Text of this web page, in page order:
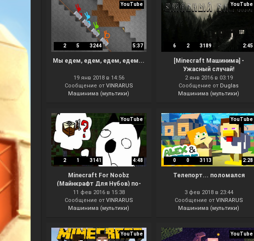
YouTube
2 5 3244 5:37
Мы едем, едем, едем, едем...
19 янв 2018 в 14:56
Сообщение от VINRARUS
Машинима (мультики)
YouTube
6 2 3189 2:45
[Minecraft Машинима] -
Ужасный случай!
2 янв 2016 в 03:19
Сообщение от Duglas
Машинима (мультики)
YouTube
2 1 3141 4:48
Minecraft For Noobz
(Майнкрафт Для Нубов) по-
русски - часть 1
11 фев 2016 в 15:38
Сообщение от VINRARUS
Машинима (мультики)
YouTube
0 0 3113 2:28
Телепорт... поломался
3 фев 2018 в 23:44
Сообщение от VINRARUS
Машинима (мультики)
YouTube YouTube